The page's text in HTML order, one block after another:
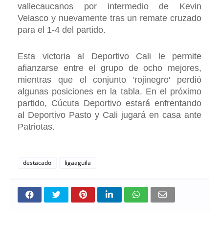
vallecaucanos por intermedio de Kevin
Velasco y nuevamente tras un remate cruzado
para el 1-4 del partido.
Esta victoria al Deportivo Cali le permite
afianzarse entre el grupo de ocho mejores,
mientras que el conjunto 'rojinegro' perdió
algunas posiciones en la tabla. En el próximo
partido, Cúcuta Deportivo estará enfrentando
al Deportivo Pasto y Cali jugará en casa ante
Patriotas.
destacado ligaaguila